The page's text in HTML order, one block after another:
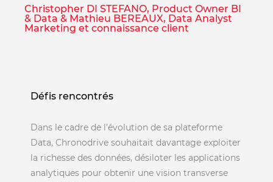
Christopher DI STEFANO, Product Owner BI
& Data & Mathieu BEREAUX, Data Analyst
Marketing et connaissance client
Défis rencontrés
Dans le cadre de l’évolution de sa plateforme
Data, Chronodrive souhaitait davantage exploiter
la richesse des données, désiloter les applications
analytiques pour obtenir une vision transverse